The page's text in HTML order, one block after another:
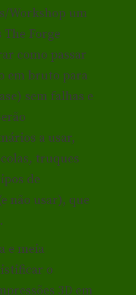
Workshop um
The Forge
como passar
em bruto para
sem falhas e
a usar,
truques
de
não usar), que
e meia
o
3D em